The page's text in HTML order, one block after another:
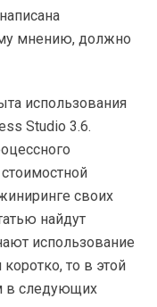
мнению, должно
использования
Studio 3.6.
своих
найдут
использование
то в этой
в следующих